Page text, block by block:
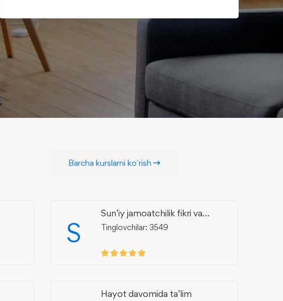
Barcha kurslarni ko`rish
S
Sun’iy jamoatchilik fikri va
axborot manipulyatsiyasi
Tinglovchilar: 3549
Hayot davomida ta’lim